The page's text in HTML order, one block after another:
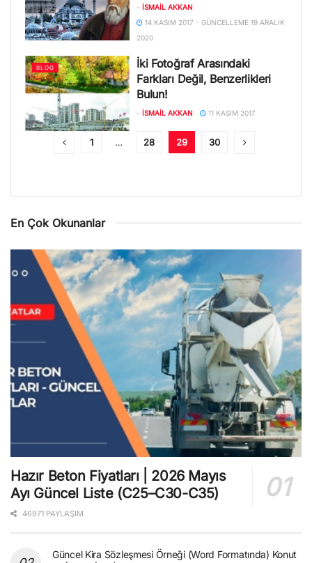
- İSMAIL AKKAN
14 KASIM 2017 - GÜNCELLEME 19 ARALIK
2020
BLOG
İki Fotoğraf Arasındaki
Farkları Değil, Benzerlikleri
Bulun!
- İSMAIL AKKAN 11 KASIM 2017
1 … 28 29 30
En Çok Okunanlar
Hazır Beton Fiyatları | 2026 Mayıs
Ayı Güncel Liste (C25–C30-C35)
46971 PAYLAŞIM
Güncel Kira Sözleşmesi Örneği (Word Formatında) Konut